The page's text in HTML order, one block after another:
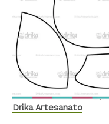
Drika Artesanato